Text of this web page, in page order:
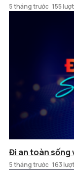
5 tháng trước 155
Đi an toàn sống
5 tháng trước 163